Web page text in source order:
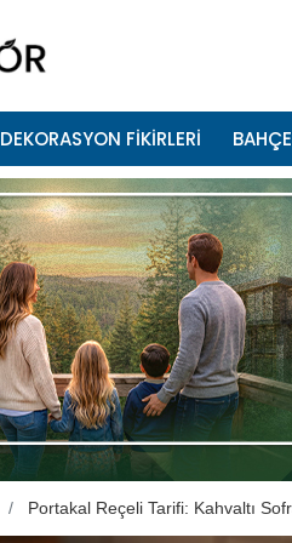
DEKORASYON FİKİRLERİ BAHÇE
Portakal Reçeli Tarifi: Kahvaltı